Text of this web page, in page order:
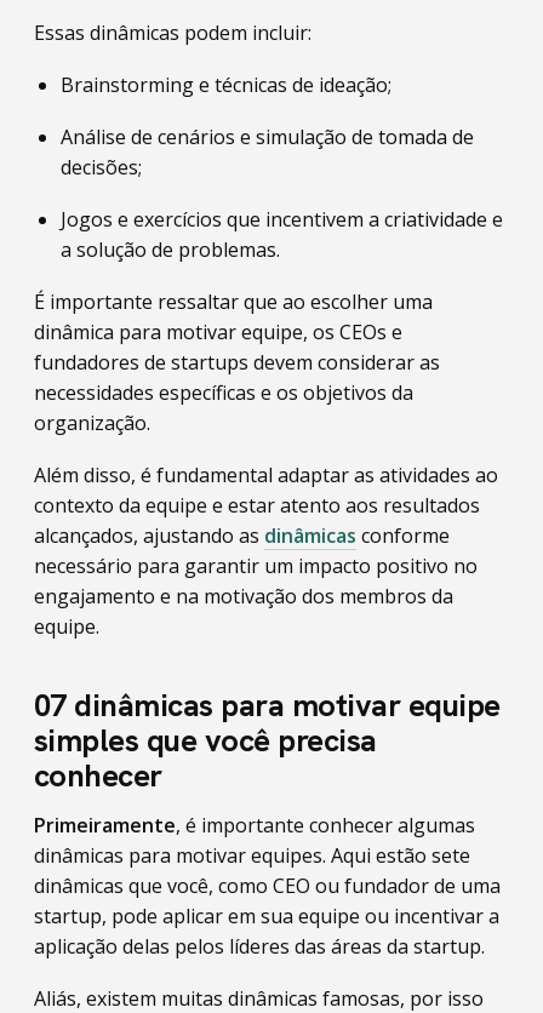
Essas dinâmicas podem incluir:
Brainstorming e técnicas de ideação;
Análise de cenários e simulação de tomada de
decisões;
Jogos e exercícios que incentivem a criatividade e
a solução de problemas.
É importante ressaltar que ao escolher uma
dinâmica para motivar equipe, os CEOs e
fundadores de startups devem considerar as
necessidades específicas e os objetivos da
organização.
Além disso, é fundamental adaptar as atividades ao
contexto da equipe e estar atento aos resultados
alcançados, ajustando as dinâmicas conforme
necessário para garantir um impacto positivo no
engajamento e na motivação dos membros da
equipe.
07 dinâmicas para motivar equipe
simples que você precisa
conhecer
Primeiramente, é importante conhecer algumas
dinâmicas para motivar equipes. Aqui estão sete
dinâmicas que você, como CEO ou fundador de uma
startup, pode aplicar em sua equipe ou incentivar a
aplicação delas pelos líderes das áreas da startup.
Aliás, existem muitas dinâmicas famosas, por isso